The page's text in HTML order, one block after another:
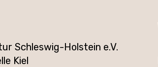
Schleswig-Holstein e.V.
Kiel